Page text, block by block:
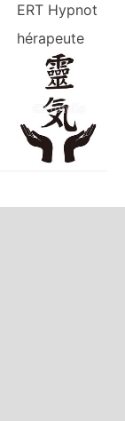
ERT Hypnot
hérapeute